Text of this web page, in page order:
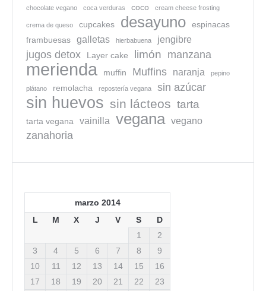
chocolate vegano coca verduras coco cream cheese frosting
crema de queso cupcakes desayuno
espinacas
frambuesas
galletas hierbabuena jengibre
jugos detox Layer cake limón manzana
merienda muffin Muffins naranja pepino
plátano remolacha repostería vegana sin azúcar
sin huevos sin lácteos tarta
tarta vegana vainilla vegana vegano
zanahoria
marzo 2014
L
M X J V S
D
1
2
3
4 5 6 7 8
9
10
11 12 13 14 15
16
17
18 19 20 21 22 23